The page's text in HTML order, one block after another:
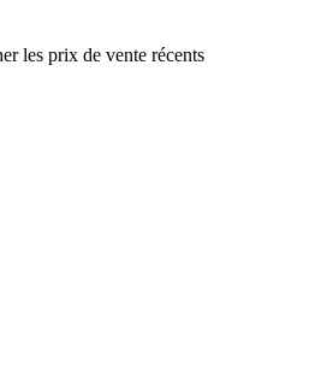
les prix de vente récents